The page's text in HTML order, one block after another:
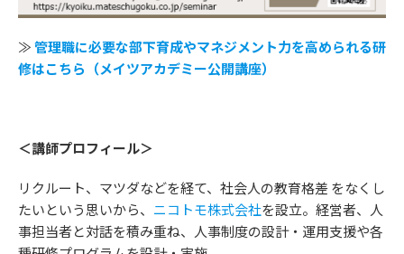
≫管理職に必要な部下育成やマネジメント力を高められる研
修はこちら（メイツアカデミー公開講座）
＜講師プロフィール＞
リクルート、マツダなどを経て、社会人の教育格差 をなくし
たいという思いから、 ニコトモ株式会社を設立。経営者、人
事担当者と対話を積み重ね、人事制度の設計・運用支援や各